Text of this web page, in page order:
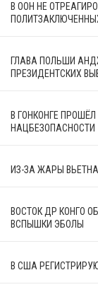
В ООН НЕ
ГЛАВА ПОЛЬШИ
ПРЕЗИДЕНТСКИХ
В ГОНКОНГЕ
НАЦБЕЗОПАСНОСТИ
ИЗ-ЗА ЖАРЫ
ВОСТОК ДР КОНГО
ВСПЫШКИ ЭБОЛЫ
В США